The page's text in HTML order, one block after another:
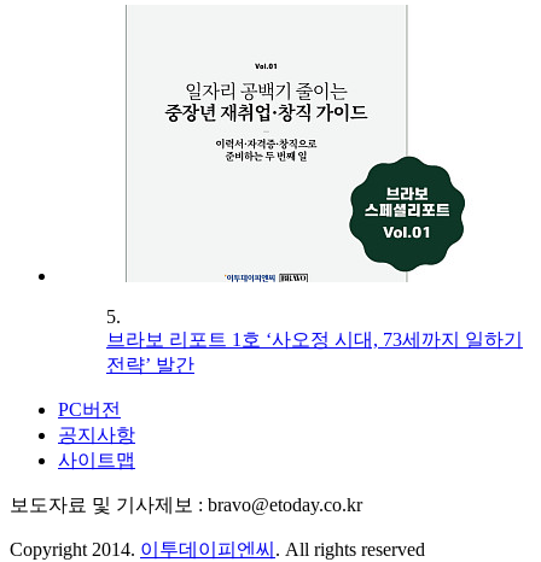
5.
브라보 리포트 1호 ‘사오정 시대, 73세까지 일하기
전략’ 발간
PC버전
공지사항
사이트맵
보도자료 및 기사제보 : bravo@etoday.co.kr
Copyright 2014. 이투데이피엔씨 . All rights reserved